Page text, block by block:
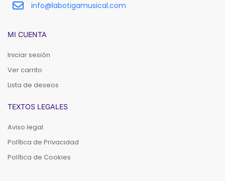
info@labotigamusical.com
MI CUENTA
Iniciar sesión
Ver carrito
Lista de deseos
TEXTOS LEGALES
Aviso legal
Política de Privacidad
Política de Cookies